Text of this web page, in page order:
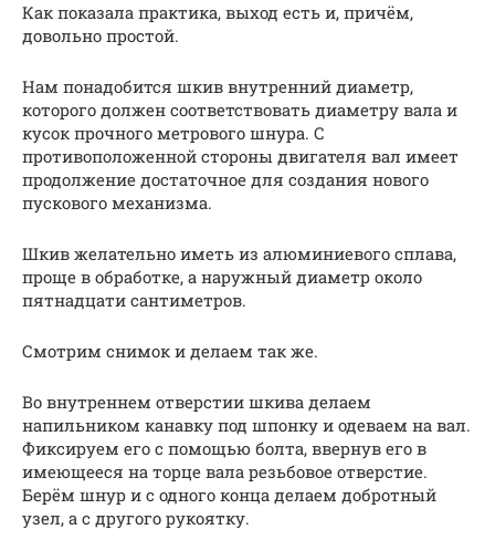
Как показала практика, выход есть и, причём,
довольно простой.
Нам понадобится шкив внутренний диаметр,
которого должен соответствовать диаметру вала и
кусок прочного метрового шнура. С
противоположенной стороны двигателя вал имеет
продолжение достаточное для создания нового
пускового механизма.
Шкив желательно иметь из алюминиевого сплава,
проще в обработке, а наружный диаметр около
пятнадцати сантиметров.
Смотрим снимок и делаем так же.
Во внутреннем отверстии шкива делаем
напильником канавку под шпонку и одеваем на вал.
Фиксируем его с помощью болта, ввернув его в
имеющееся на торце вала резьбовое отверстие.
Берём шнур и с одного конца делаем добротный
узел, а с другого рукоятку.